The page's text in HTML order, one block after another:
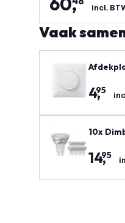
incl.
Vaak
4,
95
10x
14,
95